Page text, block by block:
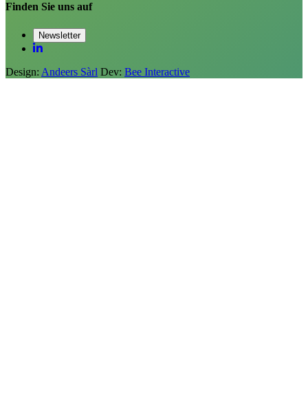
Finden Sie uns auf
Newsletter
Design: Andeers Sàrl Dev: Bee Interactive